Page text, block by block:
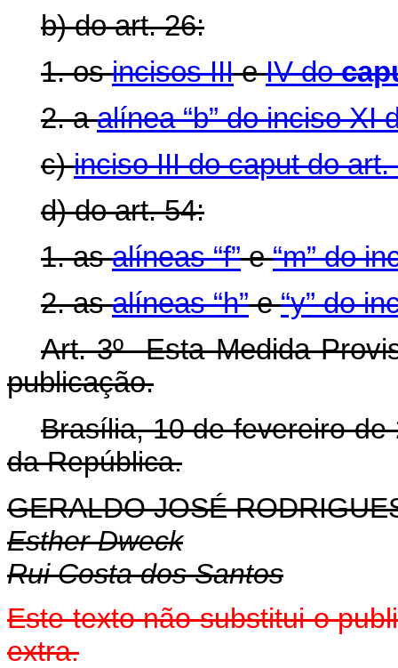
b) do art. 26:
1. osincisos IIIeIV do
2. aalínea “b” do inciso XI
c)inciso III do caput do art.
d) do art. 54:
1. asalíneas “f”e“m” do
2. asalíneas “h”e“y” do
Art. 3º Esta Medida
publicação.
Brasília, 10 de fevereiro de
da República.
GERALDO JOSÉ
Esther Dweck
Rui Costa dos Santos
Este texto não substitui o
extra.